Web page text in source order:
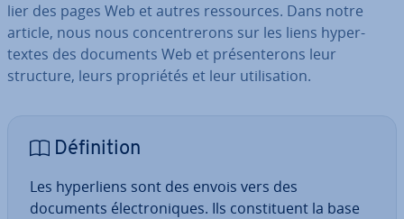
lier des pages Web et autres res­sources. Dans notre
article, nous nous con­cen­tre­rons sur les liens hy­per­
textes des documents Web et pré­sen­te­rons leur
structure, leurs pro­prié­tés et leur uti­li­sa­tion.
Dé­fi­ni­tion
Les hy­per­liens sont des envois vers des
documents élec­tro­niques. Ils cons­ti­tuent la base